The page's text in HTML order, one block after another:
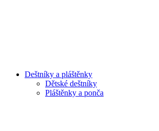
Deštníky a pláštěnky
Dětské deštníky
Pláštěnky a ponča